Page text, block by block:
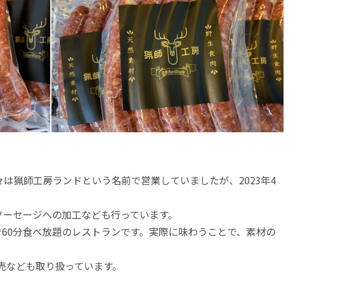
猟師工房ランドという名前で営業していましたが、2023年4
セージへの加工なども行っています。
分食べ放題のレストランです。実際に味わうことで、素材の
ども取り扱っています。